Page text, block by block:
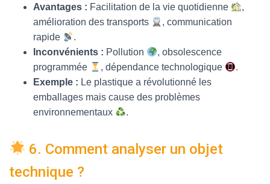
Avantages : Facilitation de la vie quotidienne
,
amélioration des transports
, communication
rapide
.
Inconvénients : Pollution
, obsolescence
programmée
, dépendance technologique
.
Exemple : Le plastique a révolutionné les
emballages mais cause des problèmes
environnementaux
.
6. Comment analyser un objet
technique ?